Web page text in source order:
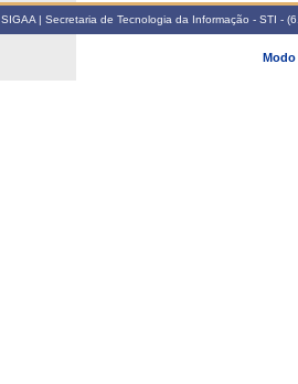
SIGAA | Secretaria de Tecnologia da Informação - STI -
Modo